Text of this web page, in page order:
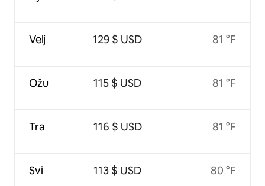
Velj
Ožu
Tra
Svi
129 $ USD
115 $ USD
116 $ USD
113 $ USD
81 °F
81 °F
81 °F
80 °F